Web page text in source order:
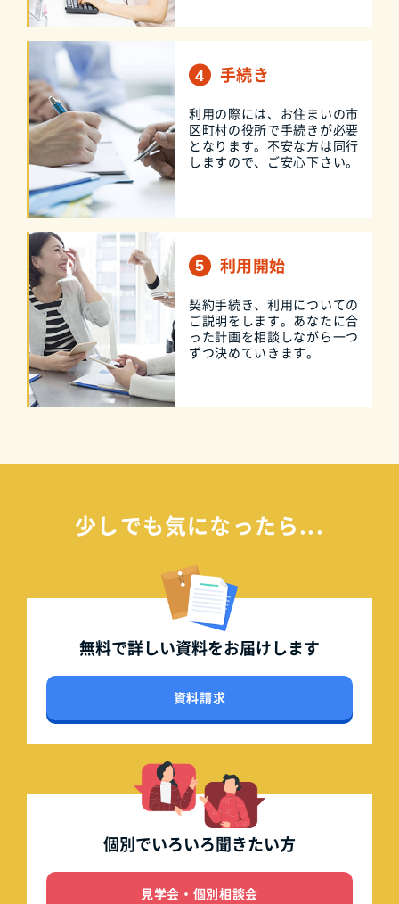
手続き
利用の際には、お住まいの市
区町村の役所で手続きが必要
となります。不安な方は同行
しますので、ご安心下さい。
利用開始
契約手続き、利用についての
ご説明をします。あなたに合
った計画を相談しながら一つ
ずつ決めていきます。
少しでも気になったら...
無料で詳しい資料をお届けします
資料請求
個別でいろいろ聞きたい方
見学会・個別相談会